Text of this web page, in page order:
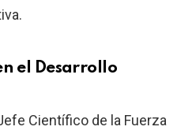
el Desarrollo
Científico de la Fuerza